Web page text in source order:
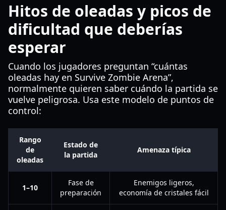
Hitos de oleadas y picos de
dificultad que deberías
esperar
Cuando los jugadores preguntan “cuántas
oleadas hay en Survive Zombie Arena”,
normalmente quieren saber cuándo la partida se
vuelve peligrosa. Usa este modelo de puntos de
control:
Rango
de
oleadas
Estado de
la partida
Amenaza típica
1–10
Fase de
preparación
Enemigos ligeros,
economía de cristales fácil